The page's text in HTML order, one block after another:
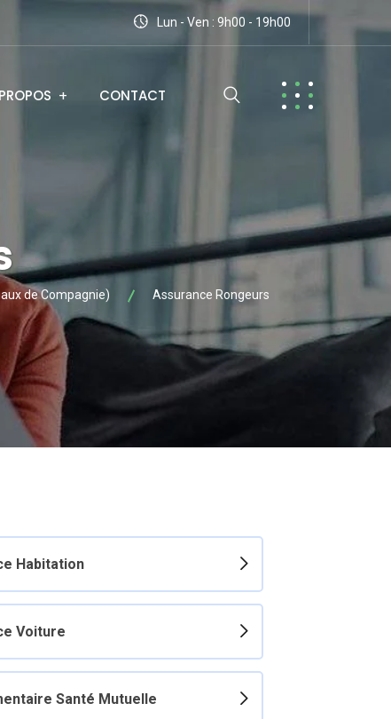
Lun - Ven : 9h00 - 19h00
CONTACT
de Compagnie) Assurance Rongeurs
Habitation
Voiture
Santé Mutuelle